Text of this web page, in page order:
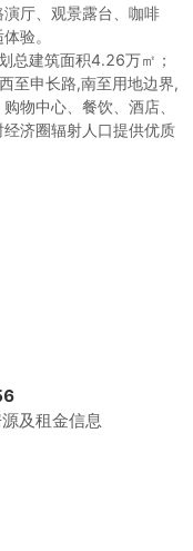
厅、观景露台、咖啡
验。
总建筑面积4.26万㎡；
至申长路,南至用地边界,
物中心、餐饮、酒店、
济圈辐射人口提供优质
及租金信息